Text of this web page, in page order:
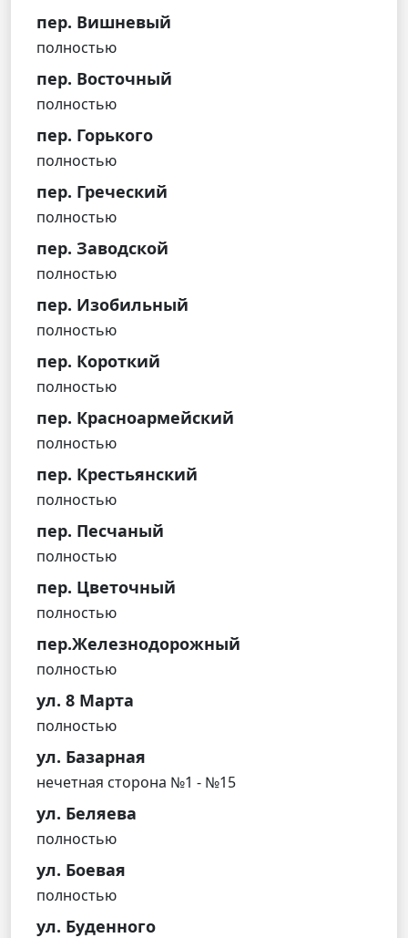
пер. Вишневый
полностью
пер. Восточный
полностью
пер. Горького
полностью
пер. Греческий
полностью
пер. Заводской
полностью
пер. Изобильный
полностью
пер. Короткий
полностью
пер. Красноармейский
полностью
пер. Крестьянский
полностью
пер. Песчаный
полностью
пер. Цветочный
полностью
пер.Железнодорожный
полностью
ул. 8 Марта
полностью
ул. Базарная
нечетная сторона №1 - №15
ул. Беляева
полностью
ул. Боевая
полностью
ул. Буденного